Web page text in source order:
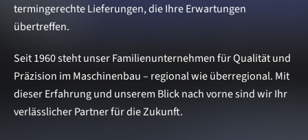
termingerechte Lieferungen, die Ihre Erwartungen
übertreffen.
Seit 1960 steht unser Familienunternehmen für Qualität und
Präzision im Maschinenbau – regional wie überregional. Mit
dieser Erfahrung und unserem Blick nach vorne sind wir Ihr
verlässlicher Partner für die Zukunft.